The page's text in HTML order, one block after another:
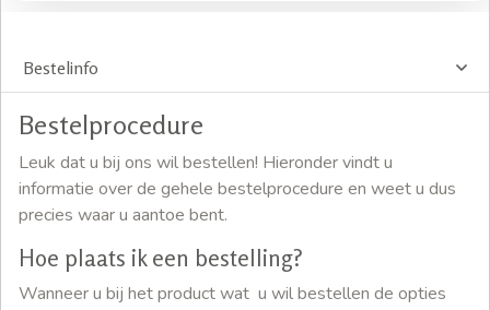
Bestelinfo
Bestelprocedure
Leuk dat u bij ons wil bestellen! Hieronder vindt u
informatie over de gehele bestelprocedure en weet u dus
precies waar u aantoe bent.
Hoe plaats ik een bestelling?
Wanneer u bij het product wat u wil bestellen de opties